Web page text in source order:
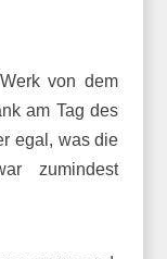
von dem
am Tag des
egal, was die
zumindest